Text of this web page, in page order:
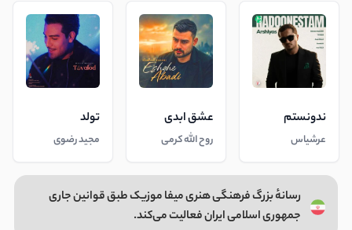
ندونستم
عرشیاس
عشق ابدی
روح الله کرمی
تولد
مجید رضوی
رسانهٔ بزرگ فرهنگی هنری میفا موزیک طبق قوانین جاری
جمهوری اسلامی ایران فعالیت می‌کند.